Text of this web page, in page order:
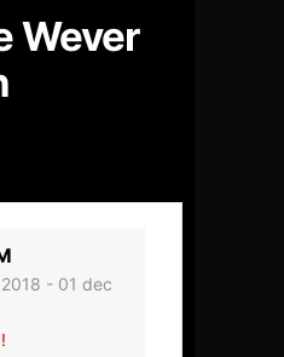
Wever
- 01 dec